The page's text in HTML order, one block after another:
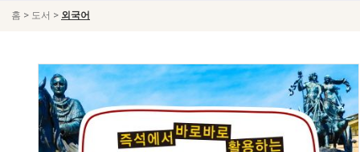
홈 > 도서 > 외국어